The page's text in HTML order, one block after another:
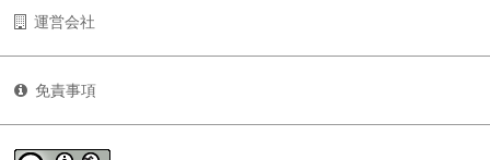
運営会社
免責事項